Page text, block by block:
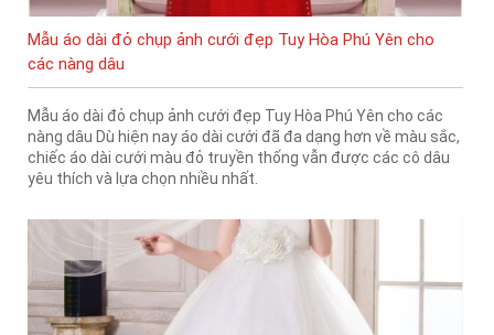
Mẫu áo dài đỏ chụp ảnh cưới đẹp Tuy Hòa Phú Yên cho
các nàng dâu
Mẫu áo dài đỏ chụp ảnh cưới đẹp Tuy Hòa Phú Yên cho các
nàng dâu Dù hiện nay áo dài cưới đã đa dạng hơn về màu sắc,
chiếc áo dài cưới màu đỏ truyền thống vẫn được các cô dâu
yêu thích và lựa chọn nhiều nhất.